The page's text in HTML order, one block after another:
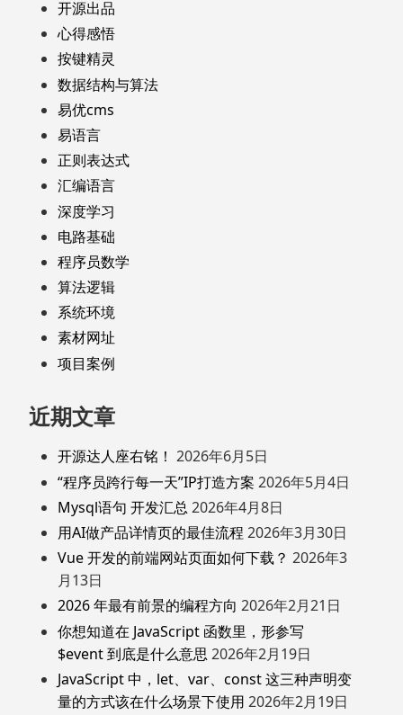
开源出品
心得感悟
按键精灵
数据结构与算法
易优cms
易语言
正则表达式
汇编语言
深度学习
电路基础
程序员数学
算法逻辑
系统环境
素材网址
项目案例
近期文章
开源达人座右铭！ 2026年6月5日
“程序员跨行每一天”IP打造方案 2026年5月4日
Mysql语句 开发汇总 2026年4月8日
用AI做产品详情页的最佳流程 2026年3月30日
Vue 开发的前端网站页面如何下载？ 2026年3
月13日
2026 年最有前景的编程方向 2026年2月21日
你想知道在 JavaScript 函数里，形参写
$event 到底是什么意思 2026年2月19日
JavaScript 中，let、var、const 这三种声明变
量的方式该在什么场景下使用 2026年2月19日